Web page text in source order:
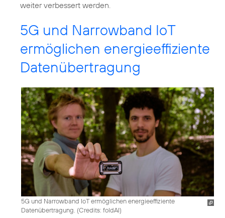
5G und Narrowband IoT
ermöglichen energieeffiziente
Datenübertragung
5G und Narrowband IoT ermöglichen energieeffiziente
Datenübertragung. (Credits: foldAI)